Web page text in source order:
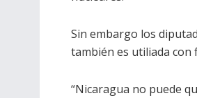
Sin embargo los
también es utiliada con
“Nicaragua no puede